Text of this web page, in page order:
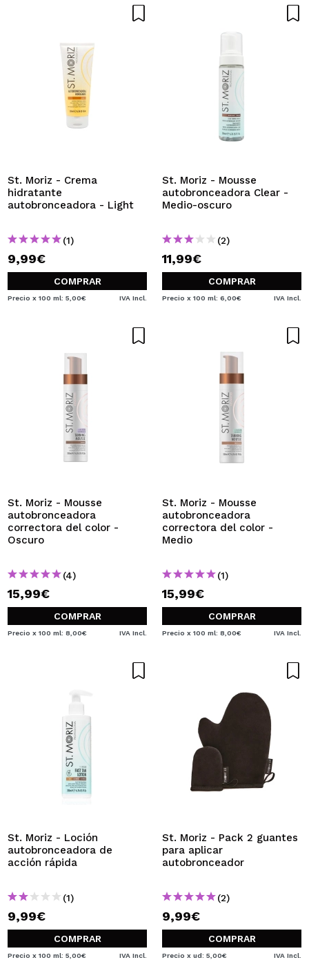
St. Moriz - Crema
hidratante
autobronceadora - Light
(1)
9,99€
COMPRAR
Precio x 100 ml: 5,00€ IVA Incl.
St. Moriz - Mousse
autobronceadora Clear -
Medio-oscuro
(2)
11,99€
COMPRAR
Precio x 100 ml: 6,00€ IVA Incl.
St. Moriz - Mousse
autobronceadora
correctora del color -
Oscuro
(4)
15,99€
COMPRAR
Precio x 100 ml: 8,00€ IVA Incl.
St. Moriz - Mousse
autobronceadora
correctora del color -
Medio
(1)
15,99€
COMPRAR
Precio x 100 ml: 8,00€ IVA Incl.
St. Moriz - Loción
autobronceadora de
acción rápida
(1)
9,99€
COMPRAR
Precio x 100 ml: 5,00€ IVA Incl.
St. Moriz - Pack 2 guantes
para aplicar
autobronceador
(2)
9,99€
COMPRAR
Precio x ud: 5,00€ IVA Incl.